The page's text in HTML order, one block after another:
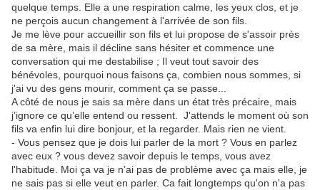
quelque temps. Elle a une respiration calme, les yeux clos, et je
ne perçois aucun changement à l'arrivée de son fils.
Je me lève pour accueillir son fils et lui propose de s'assoir près
de sa mère, mais il décline sans hésiter et commence une
conversation qui me destabilise ; Il veut tout savoir des
bénévoles, pourquoi nous faisons ça, combien nous sommes, si
j'ai vu des gens mourir, comment ça se passe...
A côté de nous je sais sa mère dans un état très précaire, mais
j’ignore ce qu’elle entend ou ressent. J'attends le moment où son
fils va enfin lui dire bonjour, et la regarder. Mais rien ne vient.
- Vous pensez que je dois lui parler de la mort ? Vous en parlez
avec eux ? vous devez savoir depuis le temps, vous avez
l'habitude. Moi ça va je n’ai pas de problème avec ça mais elle, je
ne sais pas si elle veut en parler. Ca fait longtemps qu'on n'a pas